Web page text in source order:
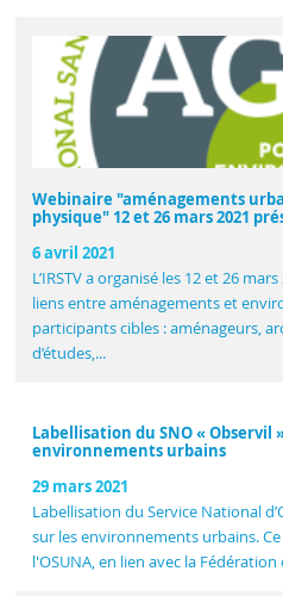
Webinaire "aménagements
physique" 12 et 26 mars 2021
6 avril 2021
L’IRSTV a organisé les 12 et 26
liens entre aménagements et
participants cibles : aménageurs,
d’études,...
Labellisation du SNO « Observil
environnements urbains
29 mars 2021
Labellisation du Service National
sur les environnements urbains.
l'OSUNA, en lien avec la Fédération